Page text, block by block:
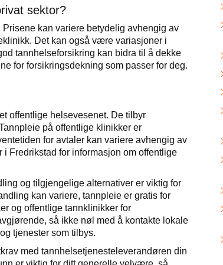
sektor?
kan variere betydelig avhengig av
Det kan også være variasjoner i
tannhelseforsikring kan bidra til å dekke
for forsikringsdekning som passer for deg.
offentlige helsevesenet. De tilbyr
på offentlige klinikker er
for avtaler kan variere avhengig av
Fredrikstad for informasjon om offentlige
og tilgjengelige alternativer er viktig for
kan variere, tannpleie er gratis for
og offentlige tannklinikker for
så ikke nøl med å kontakte lokale
tjenester som tilbys.
med tannhelsetjenesteleverandøren din